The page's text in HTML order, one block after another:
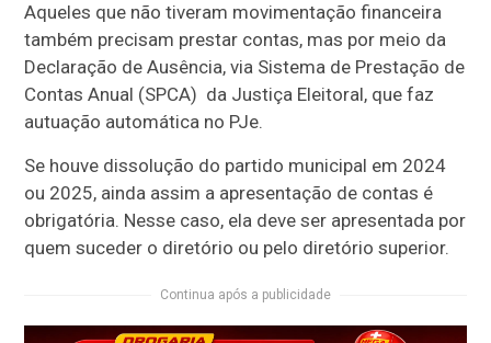
Aqueles que não tiveram movimentação financeira
também precisam prestar contas, mas por meio da
Declaração de Ausência, via Sistema de Prestação de
Contas Anual (SPCA) da Justiça Eleitoral, que faz
autuação automática no PJe.
Se houve dissolução do partido municipal em 2024
ou 2025, ainda assim a apresentação de contas é
obrigatória. Nesse caso, ela deve ser apresentada por
quem suceder o diretório ou pelo diretório superior.
Continua após a publicidade